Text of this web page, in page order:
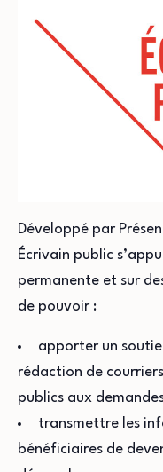
Développé par
Écrivain public
permanente et sur
de pouvoir :
apporter un
rédaction de
publics aux
transmettre les
bénéficiaires de